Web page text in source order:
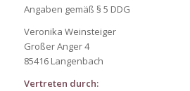
Angaben gemäß § 5 DDG
Veronika Weinsteiger
Großer Anger 4
85416 Langenbach
Vertreten durch: